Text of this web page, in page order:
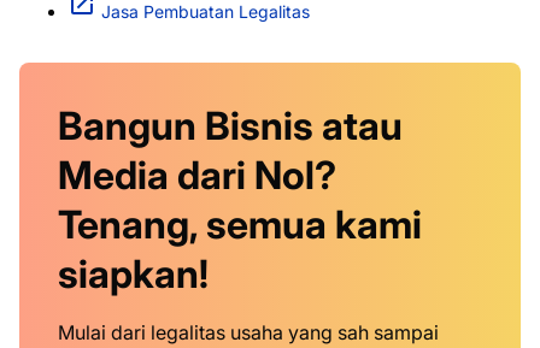
Jasa Pembuatan Legalitas
Bangun Bisnis atau
Media dari Nol?
Tenang, semua kami
siapkan!
Mulai dari legalitas usaha yang sah sampai